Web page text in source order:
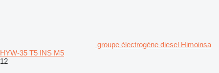
groupe électrogène diesel Himoinsa
HYW-35 T5 INS M5
12